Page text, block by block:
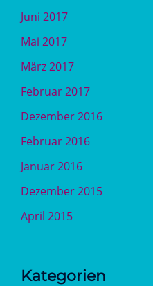
Juni 2017
Mai 2017
März 2017
Februar 2017
Dezember 2016
Februar 2016
Januar 2016
Dezember 2015
April 2015
Kategorien